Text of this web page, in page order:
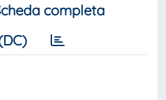
completa